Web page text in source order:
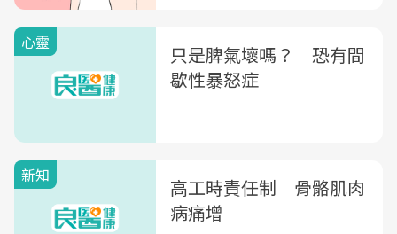
心靈
只是脾氣壞嗎？ 恐有間
歇性暴怒症
新知
高工時責任制 骨骼肌肉
病痛增